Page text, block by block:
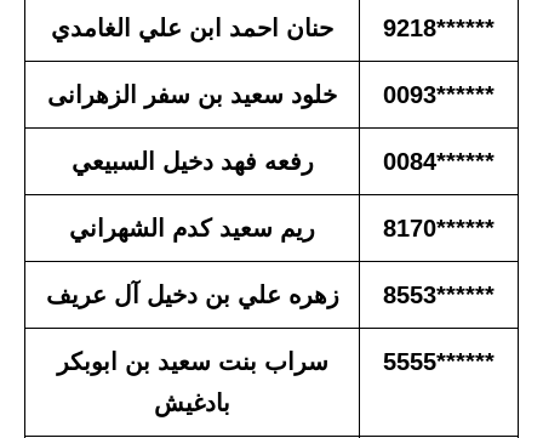
******9218 حنان احمد ابن علي الغامدي
******0093 خلود سعيد بن سفر الزهرانى
******0084 رفعه فهد دخيل السبيعي
******8170 ريم سعيد كدم الشهراني
******8553 زهره علي بن دخيل آل عريف
******5555
سراب بنت سعيد بن ابوبكر
بادغيش